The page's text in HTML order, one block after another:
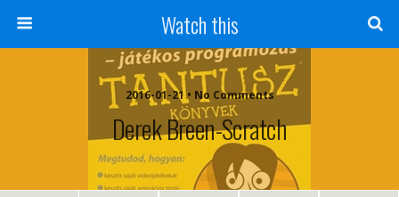
Watch this
2016-01-21 • No Comments
Derek Breen-Scratch